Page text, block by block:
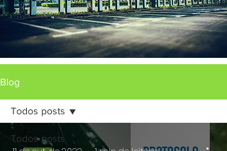
Blog
Todos posts
Todos posts